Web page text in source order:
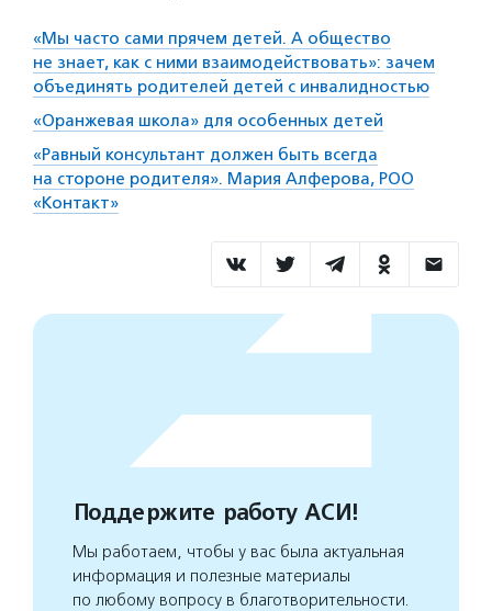
«Мы часто сами прячем детей. А общество
не знает, как с ними взаимодействовать»: зачем
объединять родителей детей с инвалидностью
«Оранжевая школа» для особенных детей
«Равный консультант должен быть всегда
на стороне родителя». Мария Алферова, РОО
«Контакт»
Поддержите работу АСИ!
Мы работаем, чтобы у вас была актуальная
информация и полезные материалы
по любому вопросу в благотворительности.